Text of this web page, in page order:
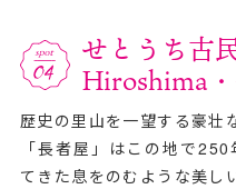
せとうち古
Hiroshima
歴史の里山を一望する豪壮
「長者屋」はこの地で
てきた息をのむような美し